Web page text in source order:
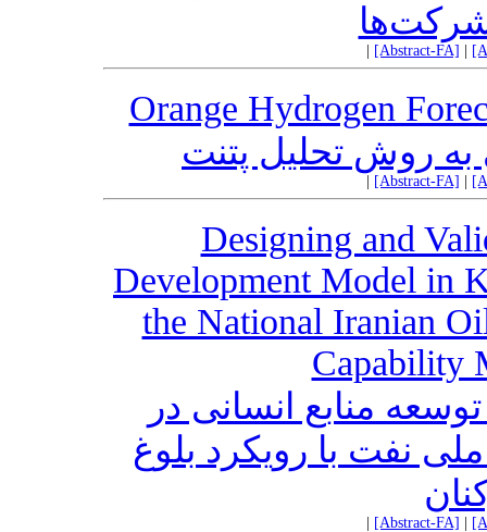
[Abstract-FA]
Orange Hydrogen
به روش تحلیل پتنت
[Abstract-FA]
Designing and
Development Model in
the National Iranian
Capability
منابع انسانی در
نفت با رویکرد بلوغ
[Abstract-FA]